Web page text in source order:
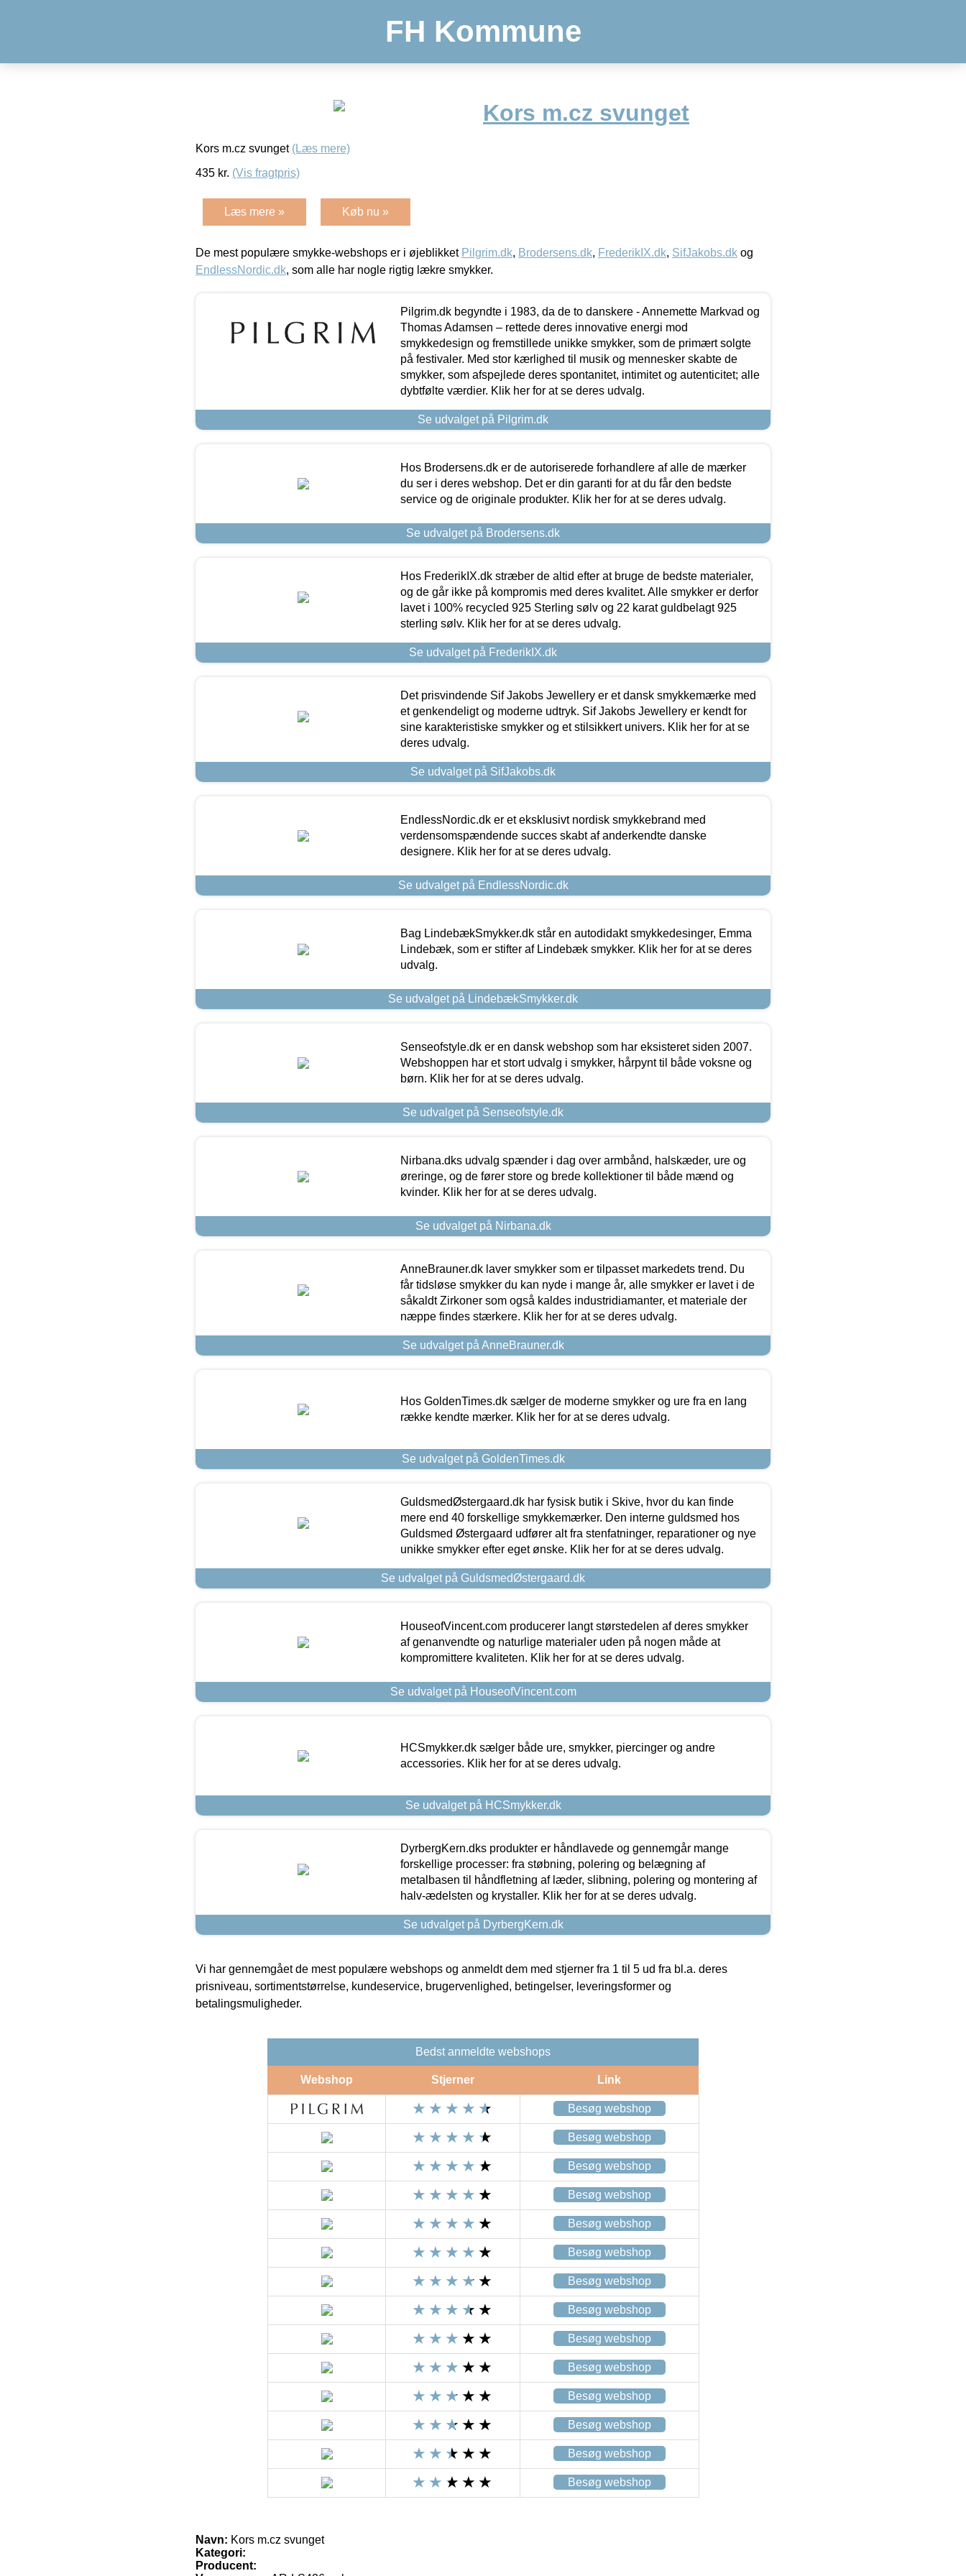
FH Kommune
Kors m.cz svunget
Kors m.cz svunget (Læs mere)
435 kr. (Vis fragtpris)
Læs mere » Køb nu »
De mest populære smykke-webshops er i øjeblikket Pilgrim.dk, Brodersens.dk, FrederikIX.dk, SifJakobs.dk og
EndlessNordic.dk, som alle har nogle rigtig lækre smykker.
Pilgrim.dk begyndte i 1983, da de to danskere - Annemette Markvad og
Thomas Adamsen – rettede deres innovative energi mod
smykkedesign og fremstillede unikke smykker, som de primært solgte
på festivaler. Med stor kærlighed til musik og mennesker skabte de
smykker, som afspejlede deres spontanitet, intimitet og autenticitet; alle
dybtfølte værdier. Klik her for at se deres udvalg.
Se udvalget på Pilgrim.dk
Hos Brodersens.dk er de autoriserede forhandlere af alle de mærker
du ser i deres webshop. Det er din garanti for at du får den bedste
service og de originale produkter. Klik her for at se deres udvalg.
Se udvalget på Brodersens.dk
Hos FrederikIX.dk stræber de altid efter at bruge de bedste materialer,
og de går ikke på kompromis med deres kvalitet. Alle smykker er derfor
lavet i 100% recycled 925 Sterling sølv og 22 karat guldbelagt 925
sterling sølv. Klik her for at se deres udvalg.
Se udvalget på FrederikIX.dk
Det prisvindende Sif Jakobs Jewellery er et dansk smykkemærke med
et genkendeligt og moderne udtryk. Sif Jakobs Jewellery er kendt for
sine karakteristiske smykker og et stilsikkert univers. Klik her for at se
deres udvalg.
Se udvalget på SifJakobs.dk
EndlessNordic.dk er et eksklusivt nordisk smykkebrand med
verdensomspændende succes skabt af anderkendte danske
designere. Klik her for at se deres udvalg.
Se udvalget på EndlessNordic.dk
Bag LindebækSmykker.dk står en autodidakt smykkedesinger, Emma
Lindebæk, som er stifter af Lindebæk smykker. Klik her for at se deres
udvalg.
Se udvalget på LindebækSmykker.dk
Senseofstyle.dk er en dansk webshop som har eksisteret siden 2007.
Webshoppen har et stort udvalg i smykker, hårpynt til både voksne og
børn. Klik her for at se deres udvalg.
Se udvalget på Senseofstyle.dk
Nirbana.dks udvalg spænder i dag over armbånd, halskæder, ure og
øreringe, og de fører store og brede kollektioner til både mænd og
kvinder. Klik her for at se deres udvalg.
Se udvalget på Nirbana.dk
AnneBrauner.dk laver smykker som er tilpasset markedets trend. Du
får tidsløse smykker du kan nyde i mange år, alle smykker er lavet i de
såkaldt Zirkoner som også kaldes industridiamanter, et materiale der
næppe findes stærkere. Klik her for at se deres udvalg.
Se udvalget på AnneBrauner.dk
Hos GoldenTimes.dk sælger de moderne smykker og ure fra en lang
række kendte mærker. Klik her for at se deres udvalg.
Se udvalget på GoldenTimes.dk
GuldsmedØstergaard.dk har fysisk butik i Skive, hvor du kan finde
mere end 40 forskellige smykkemærker. Den interne guldsmed hos
Guldsmed Østergaard udfører alt fra stenfatninger, reparationer og nye
unikke smykker efter eget ønske. Klik her for at se deres udvalg.
Se udvalget på GuldsmedØstergaard.dk
HouseofVincent.com producerer langt størstedelen af deres smykker
af genanvendte og naturlige materialer uden på nogen måde at
kompromittere kvaliteten. Klik her for at se deres udvalg.
Se udvalget på HouseofVincent.com
HCSmykker.dk sælger både ure, smykker, piercinger og andre
accessories. Klik her for at se deres udvalg.
Se udvalget på HCSmykker.dk
DyrbergKern.dks produkter er håndlavede og gennemgår mange
forskellige processer: fra støbning, polering og belægning af
metalbasen til håndfletning af læder, slibning, polering og montering af
halv-ædelsten og krystaller. Klik her for at se deres udvalg.
Se udvalget på DyrbergKern.dk
Vi har gennemgået de mest populære webshops og anmeldt dem med stjerner fra 1 til 5 ud fra bl.a. deres
prisniveau, sortimentstørrelse, kundeservice, brugervenlighed, betingelser, leveringsformer og
betalingsmuligheder.
Bedst anmeldte webshops
Webshop Stjerner Link
Besøg webshop
Besøg webshop
Besøg webshop
Besøg webshop
Besøg webshop
Besøg webshop
Besøg webshop
Besøg webshop
Besøg webshop
Besøg webshop
Besøg webshop
Besøg webshop
Besøg webshop
Besøg webshop
Navn: Kors m.cz svunget
Kategori:
Producent: